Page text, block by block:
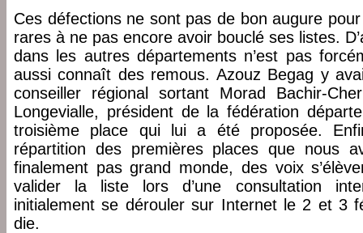
Ces défections ne sont pas de bon augure
rares à ne pas encore avoir bouclé ses listes.
dans les autres départements n’est pas
aussi connaît des remous. Azouz Begag y
conseiller régional sortant Morad Bachir-
Longevialle, président de la fédération
troisième place qui lui a été proposée.
répartition des premières places que nous
finalement pas grand monde, des voix
valider la liste lors d’une consultation
initialement se dérouler sur Internet le 2 et 3
die.